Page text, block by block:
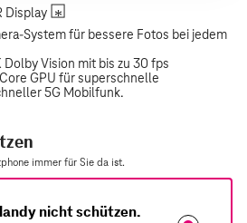
immer für Sie da ist.
nicht schützen.